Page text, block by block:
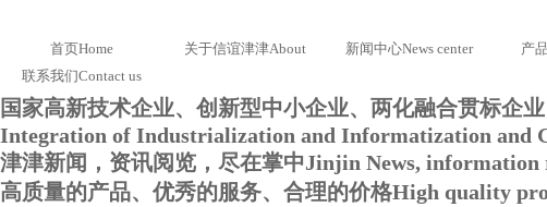
首页Home 关于信谊津津About 新闻中心News center 产
联系我们Contact us
国家高新技术企业、创新型中小企业、两化融合贯标企
Integration of Industrialization and Informatization and
津津新闻，资讯阅览，尽在掌中Jinjin News, information
高质量的产品、优秀的服务、合理的价格High quality